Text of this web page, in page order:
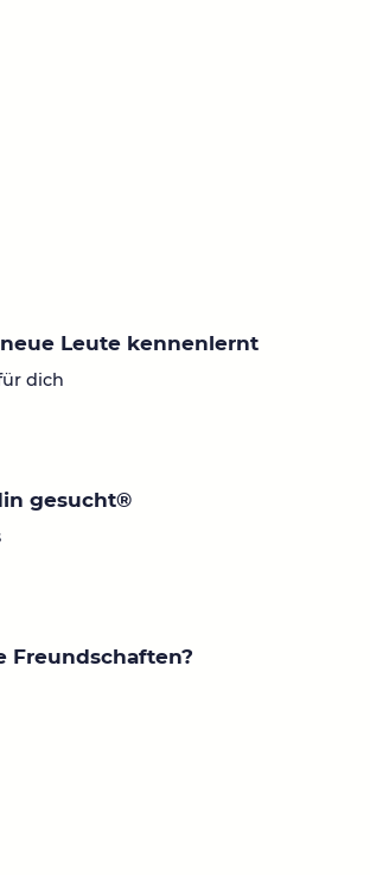
Leute kennenlernt
dich
gesucht®
Freundschaften?